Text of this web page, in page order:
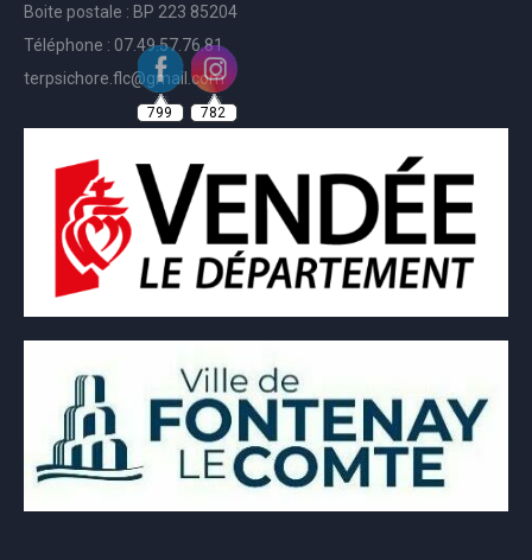
Boite postale : BP 223 85204
Téléphone : 07.49.57.76.81
terpsichore.flc@gmail.com
799 782